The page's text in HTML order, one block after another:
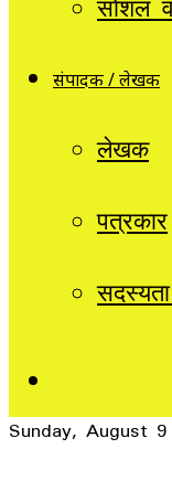
संपादक / लेखक
लेखक
पत्रकार
Sunday, August